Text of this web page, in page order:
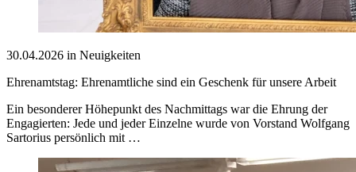
30.04.2026 in Neuigkeiten
Ehrenamtstag: Ehrenamtliche sind ein Geschenk für unsere Arbeit
Ein besonderer Höhepunkt des Nachmittags war die Ehrung der
Engagierten: Jede und jeder Einzelne wurde von Vorstand Wolfgang
Sartorius persönlich mit …